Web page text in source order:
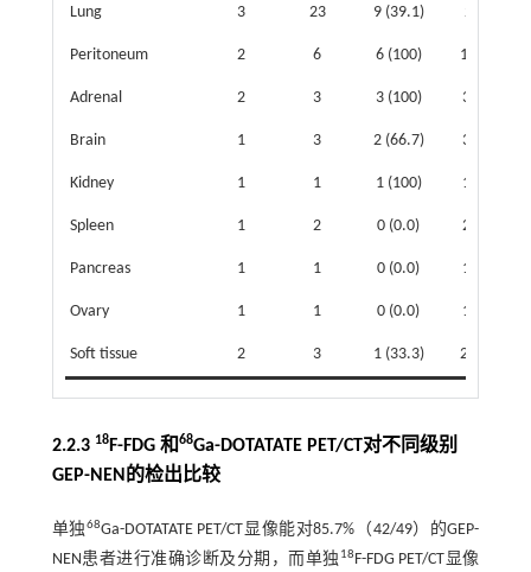
Lung 3 23 9 (39.1) 2 (8.7)
Peritoneum 2 6 6 (100) 1 (16.7)
Adrenal 2 3 3 (100) 3 (100)
Brain 1 3 2 (66.7) 3 (100)
Kidney 1 1 1 (100) 1 (100)
Spleen 1 2 0 (0.0) 2 (100)
Pancreas 1 1 0 (0.0) 1 (100)
Ovary 1 1 0 (0.0) 1 (100)
Soft tissue 2 3 1 (33.3) 2 (66.7)
2.2.3 18F-FDG 和68Ga-DOTATATE PET/CT对不同级别
GEP-NEN的检出比较
单独68Ga-DOTATATE PET/CT显像能对85.7%（42/49）的GEP-
NEN患者进行准确诊断及分期，而单独 18 F-FDG PET/CT显像